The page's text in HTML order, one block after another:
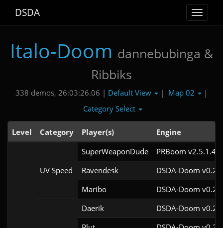
Toggle
DSDA
Italo-Doom dannebubinga &
Ribbiks
338 demos, 26:03:26.06 | Default View | Map 02
|
Category Select
Level Category Player(s) Engine
UV Speed
SuperWeaponDude
PRBoom
Ravendesk
DSDA-Doom
Maribo
DSDA-Doom
Daerik
DSDA-Doom